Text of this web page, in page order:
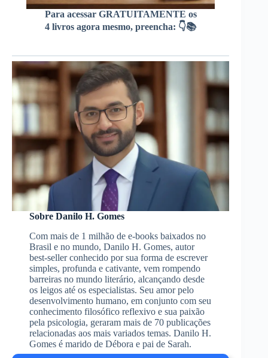
Para acessar GRATUITAMENTE os
4 livros agora mesmo, preencha: 👇📚
Sobre Danilo H. Gomes
Com mais de 1 milhão de e-books baixados no
Brasil e no mundo, Danilo H. Gomes, autor
best-seller conhecido por sua forma de escrever
simples, profunda e cativante, vem rompendo
barreiras no mundo literário, alcançando desde
os leigos até os especialistas. Seu amor pelo
desenvolvimento humano, em conjunto com seu
conhecimento filosófico reflexivo e sua paixão
pela psicologia, geraram mais de 70 publicações
relacionadas aos mais variados temas. Danilo H.
Gomes é marido de Débora e pai de Sarah.